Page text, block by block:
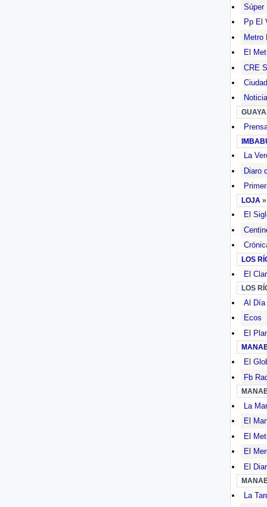
Súper
Pp El
Metro
El
CRE
La
Diaro
LOJA
El
LOS
El
LOS
Al Día
Ecos
El
El
Fb
La
El
El
El
El
La